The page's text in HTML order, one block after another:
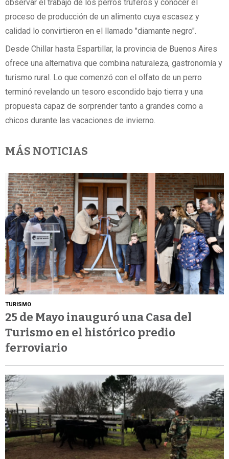
observar el trabajo de los perros truferos y conocer el
proceso de producción de un alimento cuya escasez y
calidad lo convirtieron en el llamado "diamante negro".
Desde Chillar hasta Espartillar, la provincia de Buenos Aires
ofrece una alternativa que combina naturaleza, gastronomía y
turismo rural. Lo que comenzó con el olfato de un perro
terminó revelando un tesoro escondido bajo tierra y una
propuesta capaz de sorprender tanto a grandes como a
chicos durante las vacaciones de invierno.
MÁS NOTICIAS
TURISMO
25 de Mayo inauguró una Casa del
Turismo en el histórico predio
ferroviario